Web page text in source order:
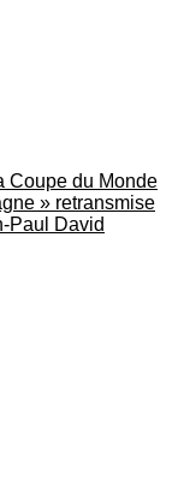
Coupe du Monde
» retransmise
Paul David